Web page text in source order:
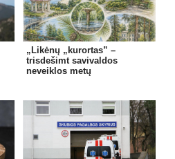
„Likėnų „kurortas” –
trisdešimt savivaldos
neveiklos metų